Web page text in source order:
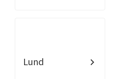
Lund